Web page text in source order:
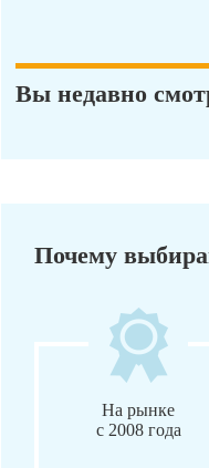
Вы недавно
Почему
На рынке
с 2008 года